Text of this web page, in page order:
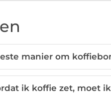
manier om
ik koffie zet, moet